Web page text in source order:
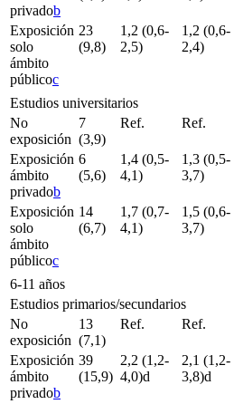
privadob
Exposición
solo
ámbito
públicoc
23
(9,8)
1,2 (0,6-
2,5)
1,2 (0,6-
2,4)
Estudios universitarios
No
exposición
7
(3,9)
Ref. Ref.
Exposición
ámbito
privadob
6
(5,6)
1,4 (0,5-
4,1)
1,3 (0,5-
3,7)
Exposición
solo
ámbito
públicoc
14
(6,7)
1,7 (0,7-
4,1)
1,5 (0,6-
3,7)
6-11 años
Estudios primarios/secundarios
No
exposición
13
(7,1)
Ref. Ref.
Exposición
ámbito
privadob
39
(15,9)
2,2 (1,2-
4,0)d
2,1 (1,2-
3,8)d